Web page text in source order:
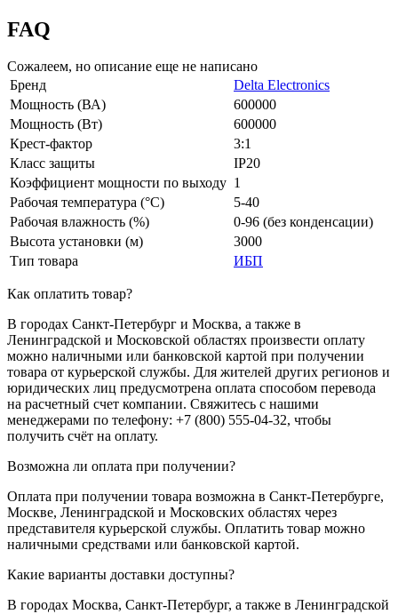
FAQ
Сожалеем, но описание еще не написано
Бренд
Delta Electronics
Мощность (ВА)
600000
Мощность (Вт)
600000
Крест-фактор
3:1
Класс защиты
IP20
Коэффициент мощности по выходу 1
Рабочая температура (°C)
5-40
Рабочая влажность (%)
0-96 (без конденсации)
Высота установки (м)
3000
Тип товара
ИБП
Как оплатить товар?
В городах Санкт-Петербург и Москва, а также в
Ленинградской и Московской областях произвести оплату
можно наличными или банковской картой при получении
товара от курьерской службы. Для жителей других регионов и
юридических лиц предусмотрена оплата способом перевода
на расчетный счет компании. Свяжитесь с нашими
менеджерами по телефону: +7 (800) 555-04-32, чтобы
получить счёт на оплату.
Возможна ли оплата при получении?
Оплата при получении товара возможна в Санкт-Петербурге,
Москве, Ленинградской и Московских областях через
представителя курьерской службы. Оплатить товар можно
наличными средствами или банковской картой.
Какие варианты доставки доступны?
В городах Москва, Санкт-Петербург, а также в Ленинградской